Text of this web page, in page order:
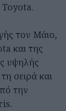
Toyota.
τον Μάιο,
και της
υψηλής
σειρά και
την